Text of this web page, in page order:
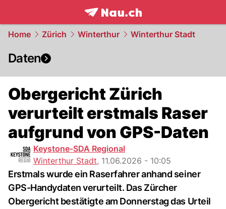
frontpage.NAU.ch
Home Zürich Winterthur Winterthur Stadt
Daten
Obergericht Zürich
verurteilt erstmals Raser
aufgrund von GPS-Daten
Keystone-SDA Regional
Winterthur Stadt, 11.06.2026 - 10:05
Erstmals wurde ein Raserfahrer anhand seiner
GPS-Handydaten verurteilt. Das Zürcher
Obergericht bestätigte am Donnerstag das Urteil